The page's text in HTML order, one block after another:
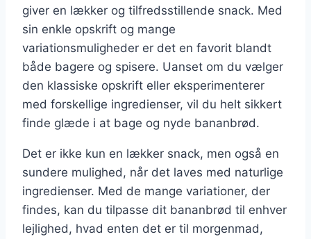
giver en lækker og tilfredsstillende snack. Med
sin enkle opskrift og mange
variationsmuligheder er det en favorit blandt
både bagere og spisere. Uanset om du vælger
den klassiske opskrift eller eksperimenterer
med forskellige ingredienser, vil du helt sikkert
finde glæde i at bage og nyde bananbrød.
Det er ikke kun en lækker snack, men også en
sundere mulighed, når det laves med naturlige
ingredienser. Med de mange variationer, der
findes, kan du tilpasse dit bananbrød til enhver
lejlighed, hvad enten det er til morgenmad,